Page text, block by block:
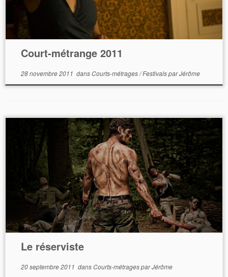
Court-métrange 2011
28 novembre 2011 dansCourts-métrages/FestivalsparJérôme
Le réserviste
20 septembre 2011 dansCourts-métragesparJérôme